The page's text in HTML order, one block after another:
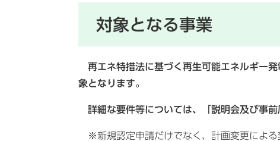
対象となる事業
再エネ特措法に基づく再生可能エネルギー
象となります。
詳細な要件等については、「説明会及び事前
※新規認定申請だけでなく、計画変更による